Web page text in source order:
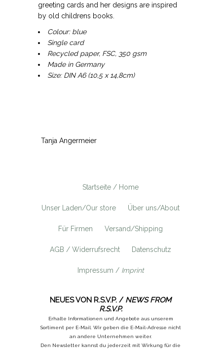
greeting cards and her designs are inspired
by old childrens books.
Colour: blue
Single card
Recycled paper, FSC, 350 gsm
Made in Germany
Size: DIN A6 (10,5 x 14,8cm)
Tanja Angermeier
Startseite / Home
Unser Laden/Our store Über uns/About
Für Firmen Versand/Shipping
AGB / Widerrufsrecht Datenschutz
Impressum / Imprint
NEUES VON R.S.V.P. / NEWS FROM
R.S.V.P.
Erhalte Informationen und Angebote aus unserem
Sortiment per E-Mail. Wir geben die E-Mail-Adresse nicht
an andere Unternehmen weiter.
Den Newsletter kannst du jederzeit mit Wirkung für die